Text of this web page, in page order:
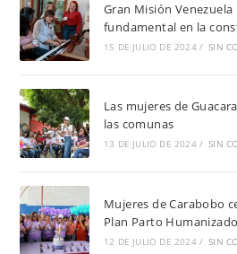
Gran Misión
fundamental en la
15 DE JULIO DE 2024 / SIN
Las mujeres de
las comunas
13 DE JULIO DE 2024 / SIN
Mujeres de Carabobo
Plan Parto Humanizado
12 DE JULIO DE 2024 / SIN